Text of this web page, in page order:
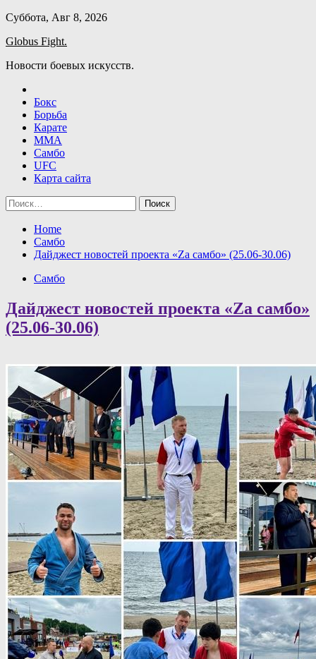
Skip
content
Суббота, Авг 8, 2026
Globus Fight.
Новости боевых искусств.
Бокс
Борьба
Карате
ММА
Самбо
UFC
Карта сайта
Найти:
Home
Самбо
Дайджест новостей проекта «Zа самбо» (25.06-30.06)
Самбо
Дайджест новостей проекта «Zа самбо»
(25.06-30.06)